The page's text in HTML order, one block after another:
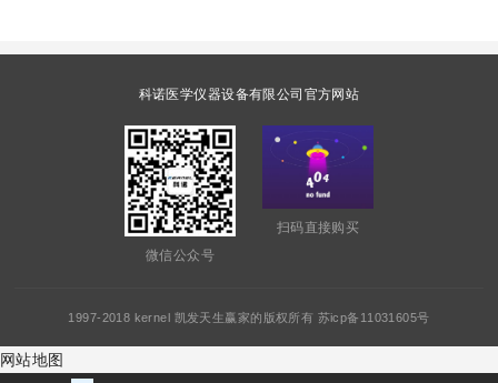
科诺医学仪器设备有限公司官方网站
微信公众号
扫码直接购买
1997-2018 kernel 凯发天生赢家的版权所有 苏icp备11031605号
网站地图